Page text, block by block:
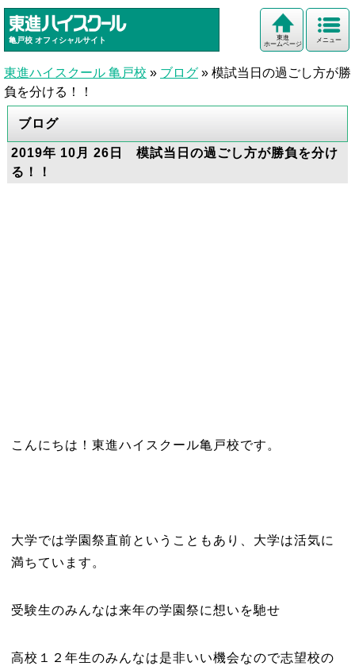
亀戸校 オフィシャルサイト メニュー
東進
ホームページ
東進ハイスクール 亀戸校 » ブログ » 模試当日の過ごし方が勝
負を分ける！！
ブログ
2019年 10月 26日 模試当日の過ごし方が勝負を分け
る！！
こんにちは！東進ハイスクール亀戸校です。
大学では学園祭直前ということもあり、大学は活気に
満ちています。
受験生のみんなは来年の学園祭に想いを馳せ
高校１２年生のみんなは是非いい機会なので志望校の